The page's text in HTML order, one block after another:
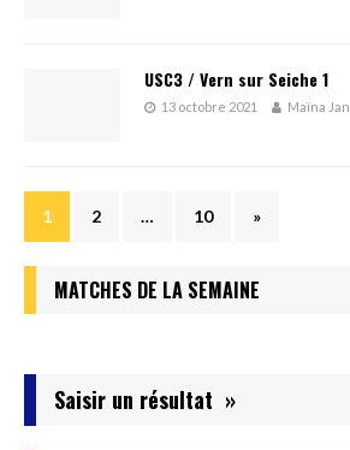
USC3 / Vern sur Seiche 1
13 octobre 2021 Maïna Jan
1 2 … 10 »
MATCHES DE LA SEMAINE
Saisir un résultat »